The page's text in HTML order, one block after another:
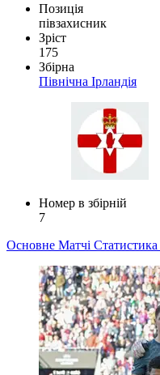
Позиція
півзахисник
Зріст
175
Збірна
Північна Ірландія
Номер в збірній
7
Основне Матчі Статистика